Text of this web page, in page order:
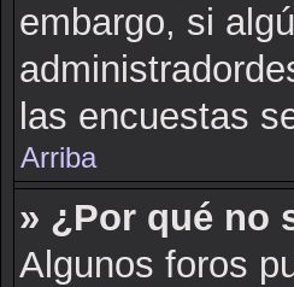
embargo, si
las encuestas
Arriba
» ¿Por qué no
Algunos foros